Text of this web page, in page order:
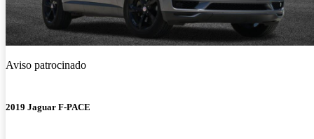
Aviso patrocinado
2019 Jaguar F-PACE